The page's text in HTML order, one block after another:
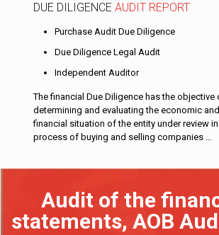
DUE DILIGENCE AUDIT REPORT
Purchase Audit Due Diligence
Due Diligence Legal Audit
Independent Auditor
The financial Due Diligence has the objective
determining and evaluating the economic and
financial situation of the entity under review
process of buying and selling companies …
Audit of the
statements, AOB